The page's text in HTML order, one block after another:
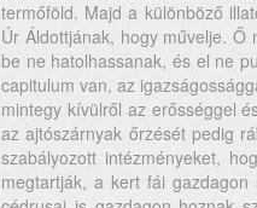
termőföld. Majd a különböző
Úr Áldottjának, hogy művelje.
be ne hatolhassanak, és el ne
capitulum van, az
mintegy kívülről az erősséggel
az ajtószárnyak őrzését pedig
szabályozott intézményeket,
megtartják, a kert fái